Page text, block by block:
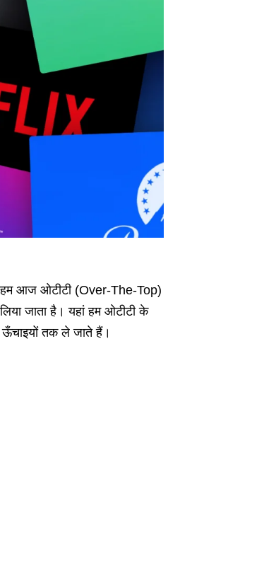
आज ओटीटी (Over-The-Top)
जाता है। यहां हम ओटीटी के
तक ले जाते हैं।